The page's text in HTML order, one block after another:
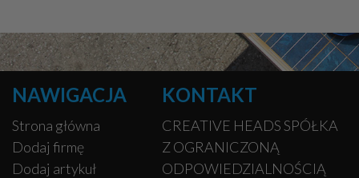
NAWIGACJA
Strona główna
Dodaj firmę
Dodaj artykuł
KONTAKT
CREATIVE HEADS SPÓŁKA
Z OGRANICZONĄ
ODPOWIEDZIALNOŚCIĄ